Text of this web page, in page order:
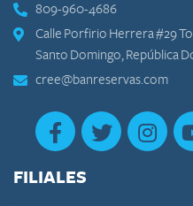
809-960-4686
Calle Porfirio Herrera #29
Santo Domingo, República
cree@banreservas.com
FILIALES